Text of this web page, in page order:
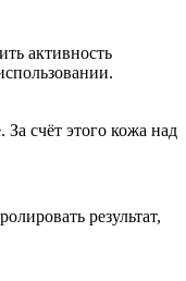
активность
счёт этого кожа над
результат,